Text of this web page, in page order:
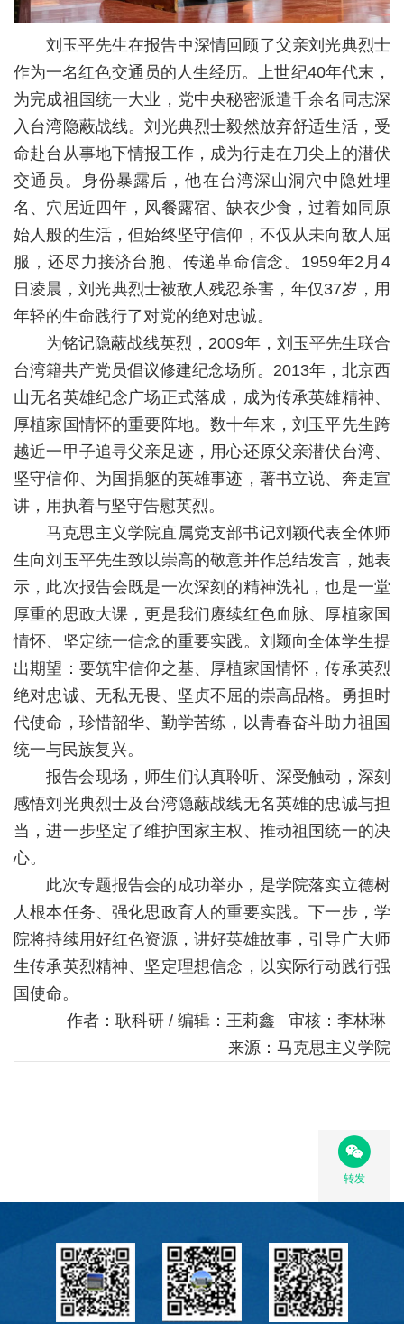
生
业
育
教
师
资
伍
学
科
研
园
生
合
作
流
刘玉平先生在报告中深情回顾了父亲刘光典烈士
作为一名红色交通员的人生经历。上世纪40年代末，
为完成祖国统一大业，党中央秘密派遣千余名同志深
入台湾隐蔽战线。刘光典烈士毅然放弃舒适生活，受
命赴台从事地下情报工作，成为行走在刀尖上的潜伏
交通员。身份暴露后，他在台湾深山洞穴中隐姓埋
名、穴居近四年，风餐露宿、缺衣少食，过着如同原
始人般的生活，但始终坚守信仰，不仅从未向敌人屈
服，还尽力接济台胞、传递革命信念。1959年2月4
日凌晨，刘光典烈士被敌人残忍杀害，年仅37岁，用
年轻的生命践行了对党的绝对忠诚。
为铭记隐蔽战线英烈，2009年，刘玉平先生联合
台湾籍共产党员倡议修建纪念场所。2013年，北京西
山无名英雄纪念广场正式落成，成为传承英雄精神、
厚植家国情怀的重要阵地。数十年来，刘玉平先生跨
越近一甲子追寻父亲足迹，用心还原父亲潜伏台湾、
坚守信仰、为国捐躯的英雄事迹，著书立说、奔走宣
讲，用执着与坚守告慰英烈。
马克思主义学院直属党支部书记刘颖代表全体师
生向刘玉平先生致以崇高的敬意并作总结发言，她表
示，此次报告会既是一次深刻的精神洗礼，也是一堂
厚重的思政大课，更是我们赓续红色血脉、厚植家国
情怀、坚定统一信念的重要实践。刘颖向全体学生提
出期望：要筑牢信仰之基、 厚植家国情怀 ，传承英烈
绝对忠诚、无私无畏、坚贞不屈的崇高品格。勇担时
代使命，珍惜韶华、勤学苦练，以青春奋斗助力祖国
统一与民族复兴。
报告会现场，师生们认真聆听、深受触动，深刻
感悟刘光典烈士及台湾隐蔽战线无名英雄的忠诚与担
当，进一步坚定了维护国家主权、推动祖国统一的决
心。
此次专题报告会的成功举办，是学院落实立德树
人根本任务、强化思政育人的重要实践。下一步，学
院将持续用好红色资源，讲好英雄故事，引导广大师
生传承英烈精神、坚定理想信念，以实际行动践行强
国使命。
作者：耿科研 / 编辑：王莉鑫 审核：李林琳
来源：马克思主义学院
转发